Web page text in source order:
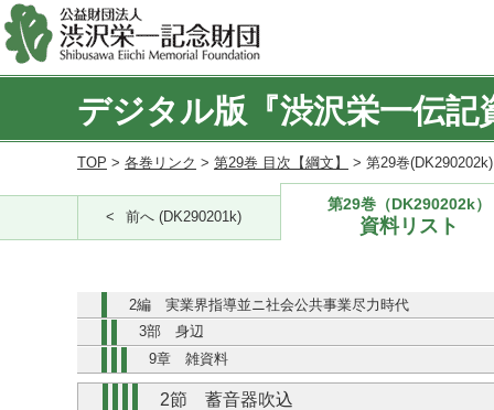
デジタル版『渋沢栄一伝記
TOP > 各巻リンク > 第29巻 目次【綱文】 > 第29巻
前へ (DK290201k)
第29巻（DK290202k）
資料リスト
2編 実業界指導並ニ社会公共事業尽力時代
3部 身辺
9章 雑資料
2節 蓄音器吹込